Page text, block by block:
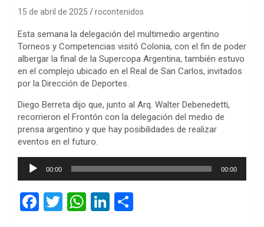
15 de abril de 2025 rocontenidos
Esta semana la delegación del multimedio argentino
Torneos y Competencias visitó Colonia, con el fin de poder
albergar la final de la Supercopa Argentina, también estuvo
en el complejo ubicado en el Real de San Carlos, invitados
por la Dirección de Deportes.
Diego Berreta dijo que, junto al Arq. Walter Debenedetti,
recorrieron el Frontón con la delegación del medio de
prensa argentino y que hay posibilidades de realizar
eventos en el futuro.
Reproductor
00:00 00:00
F
T
W Li